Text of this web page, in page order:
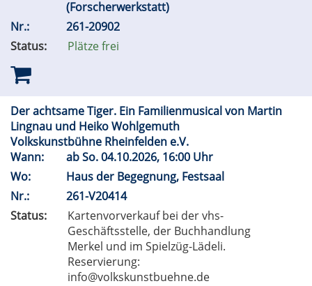
(Forscherwerkstatt)
Nr.:
261-20902
Status:
Plätze frei
Der achtsame Tiger. Ein Familienmusical von Martin
Lingnau und Heiko Wohlgemuth
Volkskunstbühne Rheinfelden e.V.
Wann:
abSo.04.10.2026, 16:00 Uhr
Wo:
Haus der Begegnung, Festsaal
Nr.:
261-V20414
Status:
Kartenvorverkauf bei der vhs-
Geschäftsstelle, der Buchhandlung
Merkel und im Spielzüg-Lädeli.
Reservierung:
info@volkskunstbuehne.de